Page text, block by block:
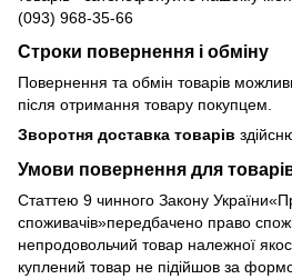
(093) 968-35-66
Строки повернення і обміну
Повернення та обмін товарів
після отримання товару покупцем.
Зворотня доставка товарів
Умови повернення для
Статтею 9 чинного Закону
споживачів»передбачено право
непродовольчий товар належної
куплений товар не підійшов за